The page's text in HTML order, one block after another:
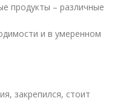
продукты – различные
и в умеренном
закрепился, стоит